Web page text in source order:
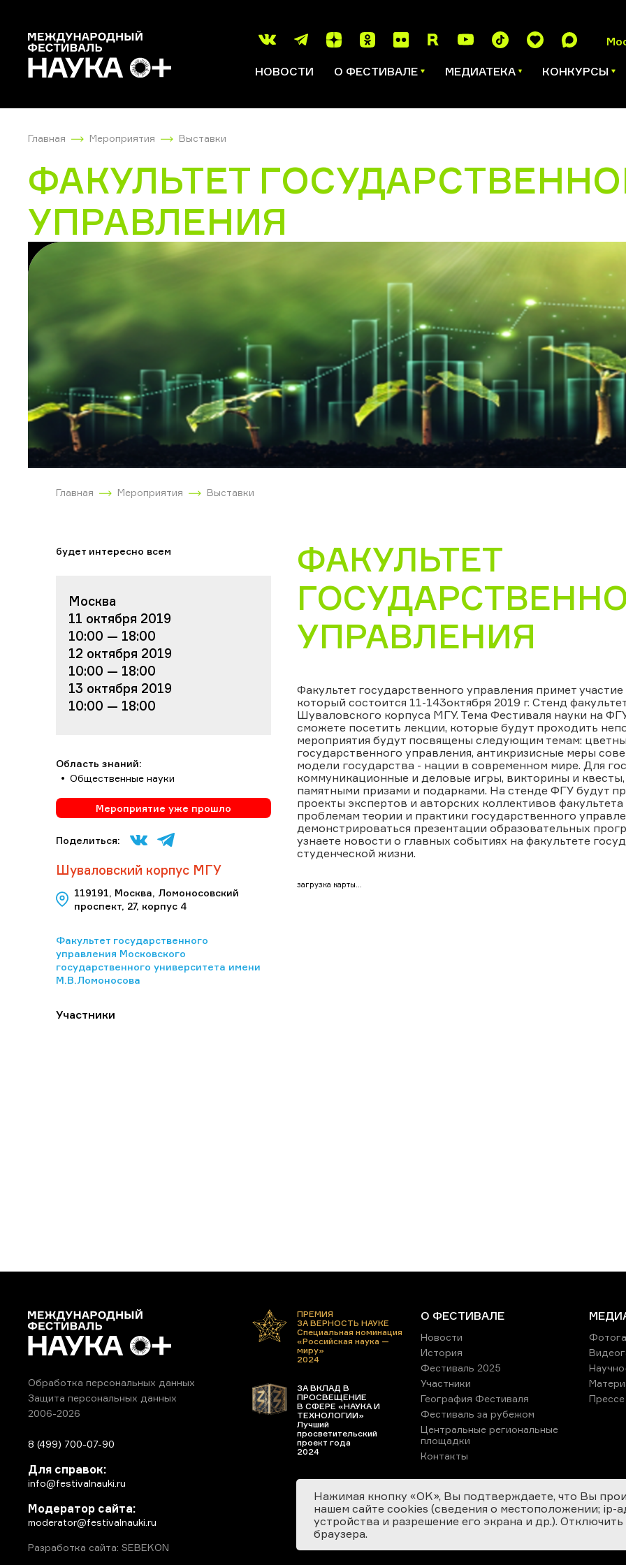
НОВОСТИ О ФЕСТИВАЛЕ МЕДИАТЕКА КОНКУРСЫ
Главная Мероприятия Выставки
ФАКУЛЬТЕТ
УПРАВЛЕНИЯ
Главная Мероприятия Выставки
будет интересно всем
Москва
11 октября 2019
10:00 — 18:00
12 октября 2019
10:00 — 18:00
13 октября 2019
10:00 — 18:00
Область знаний:
Общественные науки
Мероприятие уже прошло
Поделиться:
Шуваловский корпус МГУ
119191, Москва, Ломоносовский
проспект, 27, корпус 4
Факультет государственного
управления Московского
государственного университета имени
М.В.Ломоносова
Участники
ФАКУЛЬТЕТ
УПРАВЛЕНИЯ
Факультет государственного управления примет
который состоится 11-143октября 2019 г. Стенд
Шуваловского корпуса МГУ. Тема Фестиваля науки на
сможете посетить лекции, которые будут проходить
мероприятия будут посвящены следующим темам:
государственного управления, антикризисные меры
модели государства - нации в современном мире. Для
коммуникационные и деловые игры, викторины и
памятными призами и подарками. На стенде ФГУ будут
проекты экспертов и авторских коллективов
проблемам теории и практики государственного
демонстрироваться презентации образовательных
узнаете новости о главных событиях на факультете
студенческой жизни.
загрузка карты...
Обработка персональных данных
Защита персональных данных
2006-2026
8 (499) 700-07-90
Для справок:
info@festivalnauki.ru
Модератор сайта:
moderator@festivalnauki.ru
ПРЕМИЯ
ЗА ВЕРНОСТЬ НАУКЕ
Специальная номинация
«Российская наука —
миру»
2024
ЗА ВКЛАД В
ПРОСВЕЩЕНИЕ
В СФЕРЕ «НАУКА И
ТЕХНОЛОГИИ»
Лучший
просветительский
проект года
2024
О ФЕСТИВАЛЕ
Новости
История
Фестиваль 2025
Участники
География Фестиваля
Фестиваль за рубежом
Центральные региональные
площадки
Контакты
Прессе
Разработка сайта: SEBEKON
Нажимая кнопку «OK», Вы подтверждаете, что Вы
нашем сайте cookies (сведения о местоположении; ip-
устройства и разрешение его экрана и др.).
браузера.